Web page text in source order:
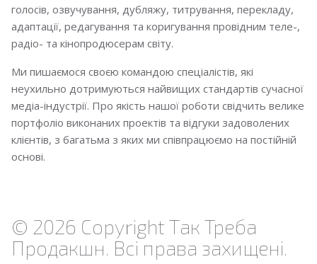
голосів, озвучування, дубляжу, титрування, перекладу,
адаптації, редагування та коригування провідним теле-,
радіо- та кінопродюсерам світу.
Ми пишаємося своєю командою спеціалістів, які
неухильно дотримуються найвищих стандартів сучасної
медіа-індустрії. Про якість нашої роботи свідчить велике
портфоліо виконаних проектів та відгуки задоволених
клієнтів, з багатьма з яких ми співпрацюємо на постійній
основі.
© 2026 Copyright Так Треба
Продакшн. Всі права захищені.